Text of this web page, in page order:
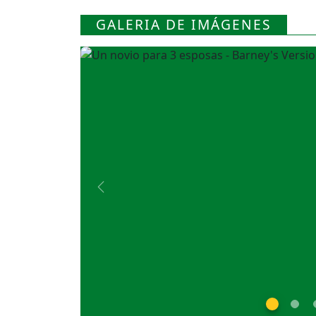
GALERIA DE IMÁGENES
Previous